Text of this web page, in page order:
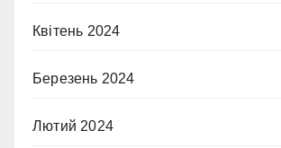
Квітень 2024
Березень 2024
Лютий 2024